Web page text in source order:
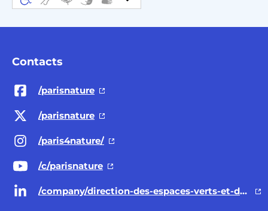
Contacts
/parisnature
/parisnature
/paris4nature/
/c/parisnature
/company/direction-des-espaces-verts-et-de-l-environnement-ville-de-paris/